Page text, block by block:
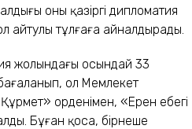
оны қазіргі дипломатия
айтулы тұлғаға айналдырады.
жолындағы осындай 33
ол Мемлекет
орденімен, «Ерен еңбегі
Бұған қоса, бірнеше